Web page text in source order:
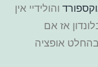
והולידיי אין
אז אם
בהחלט אופציה